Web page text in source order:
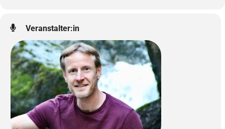
Veranstalter:in